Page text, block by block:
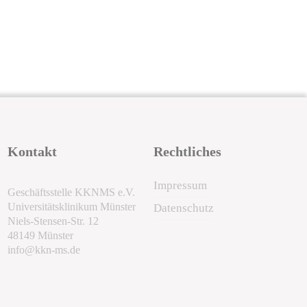
Kontakt
Geschäftsstelle KKNMS e.V.
Universitätsklinikum Münster
Niels-Stensen-Str. 12
48149 Münster
info@kkn-ms.de
Rechtliches
Impressum
Datenschutz